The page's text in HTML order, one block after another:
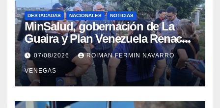
DESTACADAS NACIONALES NOTICIAS
MinSalud, gobernación de La
Guaira y Plan Venezuela Renace
iniciaron la rehabilitación integral
del Centro Psicofamiliar El Niño y
el Mar
07/08/2026 ROIMAN FERMIN NAVARRO
VENEGAS